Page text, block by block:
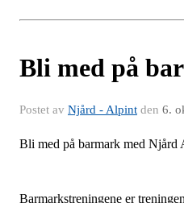
Bli med på
Postet av Njård - Alpint den 6.
Bli med på barmark med Njård
Barmarkstreningene er